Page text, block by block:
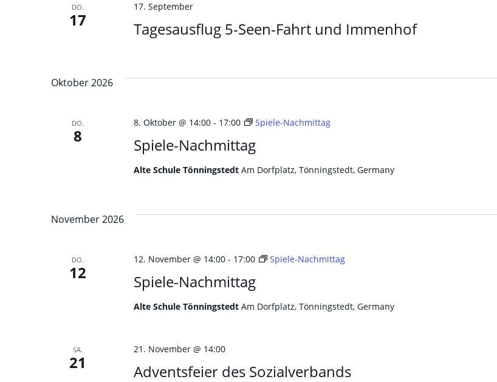
DO.
17 Tagesausflug 5-Seen-Fahrt und Immenhof
17. September
Oktober 2026
DO.
8 Spiele-Nachmittag
8. Oktober @ 14:00- 17:00 Spiele-Nachmittag
Alte Schule Tönningstedt Am Dorfplatz, Tönningstedt, Germany
November 2026
DO.
12 Spiele-Nachmittag
12. November @ 14:00- 17:00 Spiele-Nachmittag
Alte Schule Tönningstedt Am Dorfplatz, Tönningstedt, Germany
SA.
21 Adventsfeier des Sozialverbands
21. November @ 14:00